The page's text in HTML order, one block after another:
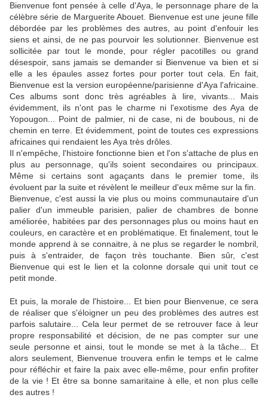
Bienvenue font pensée à celle d'Aya, le personnage phare de la
célèbre série de Marguerite Abouet. Bienvenue est une jeune fille
débordée par les problèmes des autres, au point d'enfouir les
siens et ainsi, de ne pas pourvoir les solutionner. Bienvenue est
sollicitée par tout le monde, pour régler pacotilles ou grand
désespoir, sans jamais se demander si Bienvenue va bien et si
elle a les épaules assez fortes pour porter tout cela. En fait,
Bienvenue est la version européenne/parisienne d'Aya l'africaine.
Ces albums sont donc très agréables à lire, vivants... Mais
évidemment, ils n'ont pas le charme ni l'exotisme des Aya de
Yopougon... Point de palmier, ni de case, ni de boubous, ni de
chemin en terre. Et évidemment, point de toutes ces expressions
africaines qui rendaient les Aya très drôles.
Il n'empêche, l'histoire fonctionne bien et l'on s'attache de plus en
plus au personnage, qu'ils soient secondaires ou principaux.
Même si certains sont agaçants dans le premier tome, ils
évoluent par la suite et révèlent le meilleur d'eux même sur la fin.
Bienvenue, c'est aussi la vie plus ou moins communautaire d'un
palier d'un immeuble parisien, palier de chambres de bonne
améliorée, habitées par des personnages plus ou moins haut en
couleurs, en caractère et en problématique. Et finalement, tout le
monde apprend à se connaitre, à ne plus se regarder le nombril,
puis à s'entraider, de façon très touchante. Bien sûr, c'est
Bienvenue qui est le lien et la colonne dorsale qui unit tout ce
petit monde.
Et puis, la morale de l'histoire... Et bien pour Bienvenue, ce sera
de réaliser que s'éloigner un peu des problèmes des autres est
parfois salutaire... Cela leur permet de se retrouver face à leur
propre responsabilité et décision, de ne pas compter sur une
seule personne et ainsi, tout le monde se met à la tâche... Et
alors seulement, Bienvenue trouvera enfin le temps et le calme
pour réfléchir et faire la paix avec elle-même, pour enfin profiter
de la vie ! Et être sa bonne samaritaine à elle, et non plus celle
des autres !